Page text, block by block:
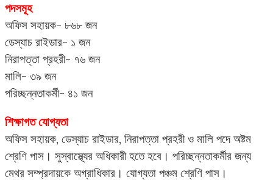
পদসমূহ
অফিস সহায়ক- ৮৬৮ জন
ডেস্যাচ রাইডার- ১ জন
নিরাপত্তা প্রহরী- ৭৬ জন
মালি- ৩৯ জন
পরিচ্ছন্নতাকর্মী- ৪১ জন
শিক্ষাগত যোগ্যতা
অফিস সহায়ক, ডেস্যাচ রাইডার, নিরাপত্তা প্রহরী ও মালি পদে অষ্টম
শ্রেণি পাস। সুস্বাস্থ্যের অধিকারী হতে হবে। পরিচ্ছন্নতাকর্মীর জন্য
মেথর সম্প্রদায়কে অগ্রাধিকার। যোগ্যতা পঞ্চম শ্রেণি পাস।